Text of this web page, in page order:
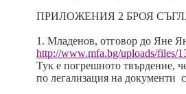
ПРИЛОЖЕНИЯ 2 БРОЯ
1. Младенов, отговор до Яне
http://www.mfa.bg/uploads/files/
Тук е погрешното твърдение,
по легализация на документи